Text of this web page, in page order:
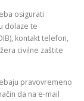
osigurati
dolaze te
kontakt telefon,
civilne zaštite
pravovremeno
da na e-mail